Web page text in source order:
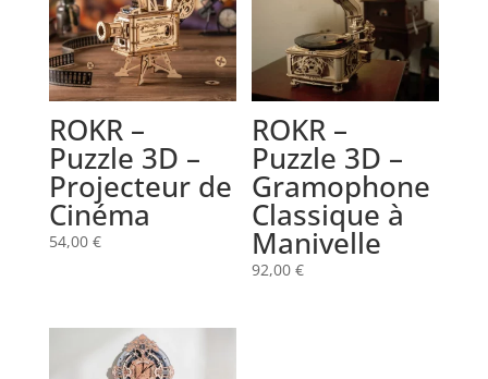
ROKR –
Puzzle 3D –
Projecteur de
Cinéma
54,00 €
ROKR –
Puzzle 3D –
Gramophone
Classique à
Manivelle
92,00€